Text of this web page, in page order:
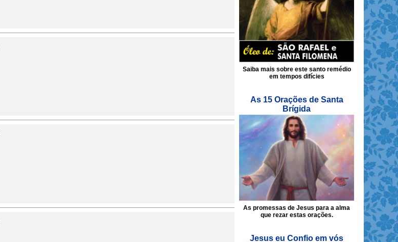
Saiba mais sobre este santo remédio
em tempos difícies
As 15 Orações de Santa
Brígida
As promessas de Jesus para a alma
que rezar estas orações.
Jesus eu Confio em vós